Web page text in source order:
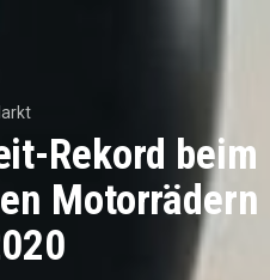
Rekord beim
Motorrädern